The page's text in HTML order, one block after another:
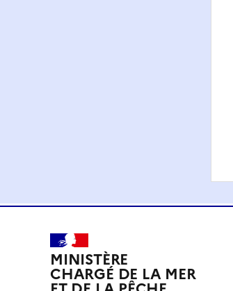
MINISTÈRE
CHARGÉ DE LA MER